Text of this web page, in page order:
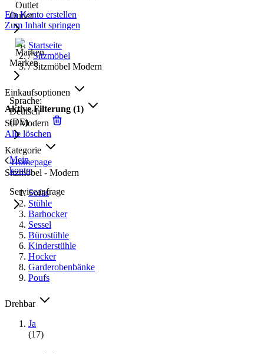
Outlet
Marken
Sprache:
Deutsch
(DE)
Mein
konto
Serviceanfrage
Ein Konto erstellen
Zum Inhalt springen
Startseite
/ Sitzmöbel
/ Sitzmöbel Modern
Einkaufsoptionen
Aktive Filterung (1)
Stil Modern
Alle löschen
Kategorie
Homepage
Sitzmöbel - Modern
Sofas
Stühle
Barhocker
Sessel
Bürostühle
Kinderstühle
Hocker
Garderobenbänke
Poufs
Drehbar
Ja
(17)